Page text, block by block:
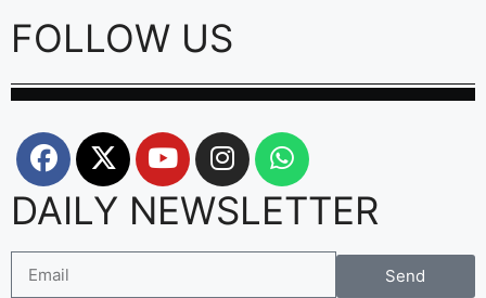
FOLLOW US
DAILY NEWSLETTER
Send